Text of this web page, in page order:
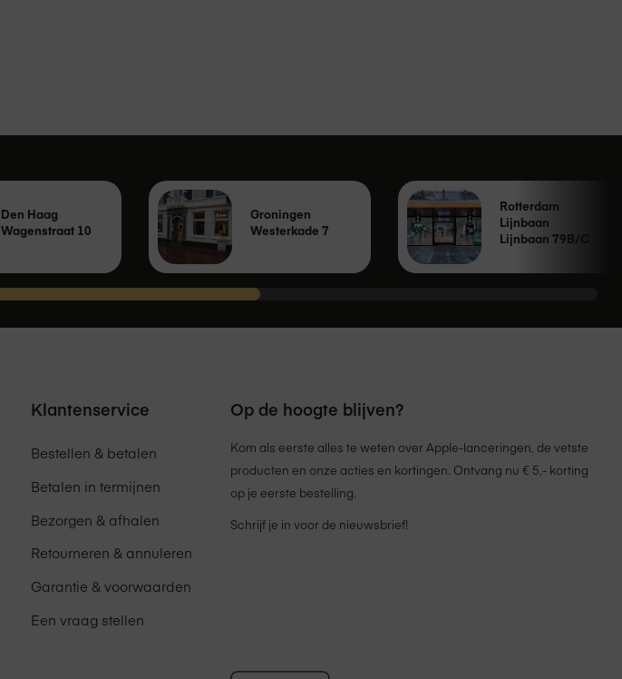
Den Haag
Wagenstraat 10
Groningen
Westerkade 7
Rotterdam
Lijnbaan
Lijnbaan 79B/C
Klantenservice
Bestellen & betalen
Betalen in termijnen
Bezorgen & afhalen
Retourneren & annuleren
Garantie & voorwaarden
Een vraag stellen
Op de hoogte blijven?
Kom als eerste alles te weten over Apple-lanceringen, de vetste
producten en onze acties en kortingen. Ontvang nu € 5,- korting
op je eerste bestelling.
Schrijf je in voor de nieuwsbrief!